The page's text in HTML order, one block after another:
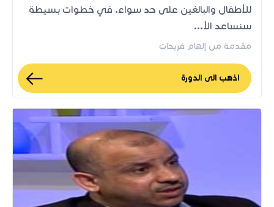
للأطفال والبالغين على حد سواء. في خطوات بسيطة
سنساعد الأ...
مقدمة من إلهام فريحات
اذهب الى الدورة